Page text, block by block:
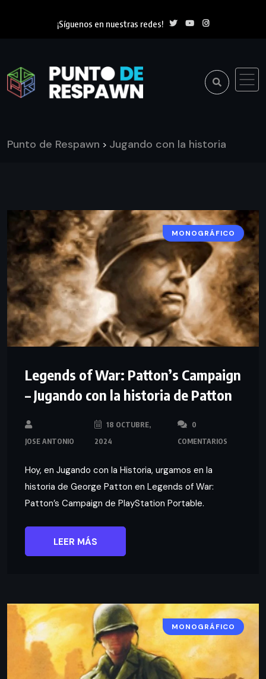
¡Síguenos en nuestras redes!
Punto de Respawn > Jugando con la historia
MONOGRÁFICO
Legends of War: Patton’s Campaign
– Jugando con la historia de Patton
JOSE ANTONIO
18 OCTUBRE,
2024
0
COMENTARIOS
Hoy, en Jugando con la Historia, urgamos en la
historia de George Patton en Legends of War:
Patton’s Campaign de PlayStation Portable.
LEER MÁS
MONOGRÁFICO